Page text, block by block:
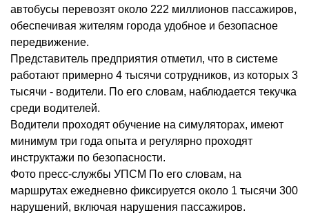
автобусы перевозят около 222 миллионов пассажиров,
обеспечивая жителям города удобное и безопасное
передвижение.
Представитель предприятия отметил, что в системе
работают примерно 4 тысячи сотрудников, из которых 3
тысячи - водители. По его словам, наблюдается текучка
среди водителей.
Водители проходят обучение на симуляторах, имеют
минимум три года опыта и регулярно проходят
инструктажи по безопасности.
Фото пресс-службы УПСМ По его словам, на
маршрутах ежедневно фиксируется около 1 тысячи 300
нарушений, включая нарушения пассажиров.